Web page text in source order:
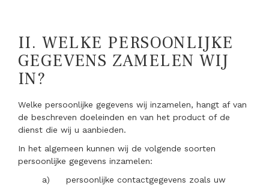
II. WELKE PERSOONLIJKE
GEGEVENS ZAMELEN WIJ
IN?
Welke persoonlijke gegevens wij inzamelen, hangt af van
de beschreven doeleinden en van het product of de
dienst die wij u aanbieden.
In het algemeen kunnen wij de volgende soorten
persoonlijke gegevens inzamelen:
a)
persoonlijke contactgegevens zoals uw